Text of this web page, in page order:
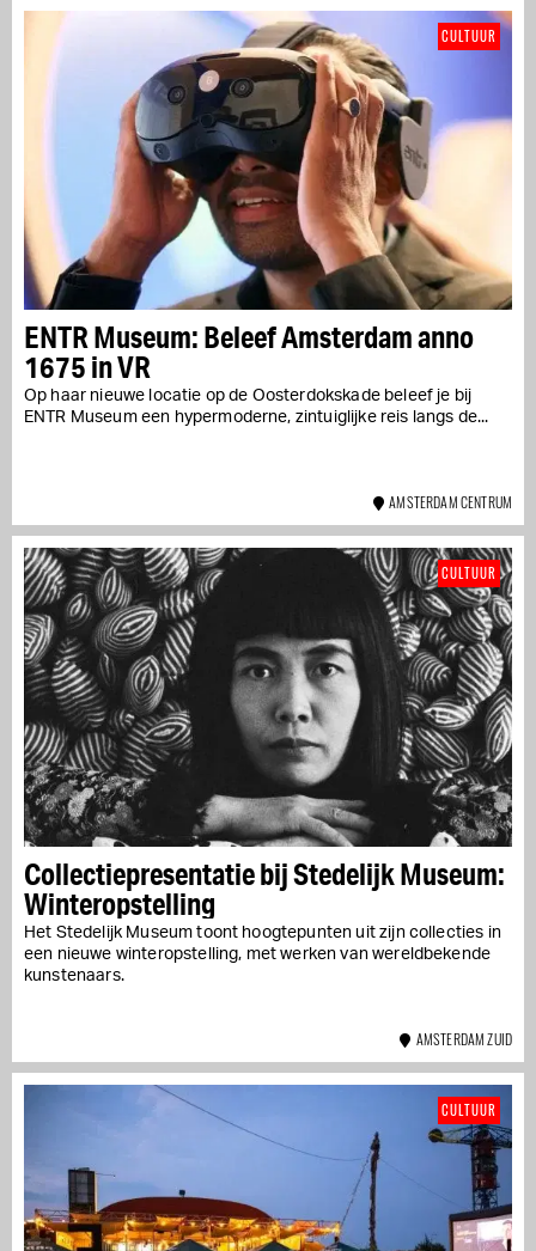
ENTR Museum: Beleef Amsterdam anno
1675 in VR
Op haar nieuwe locatie op de Oosterdokskade beleef je bij
ENTR Museum een hypermoderne, zintuiglijke reis langs de...
CULTUUR
AMSTERDAM CENTRUM
Collectiepresentatie bij Stedelijk Museum:
Winteropstelling
Het Stedelijk Museum toont hoogtepunten uit zijn collecties in
een nieuwe winteropstelling, met werken van wereldbekende
kunstenaars.
CULTUUR
AMSTERDAM ZUID
CULTUUR